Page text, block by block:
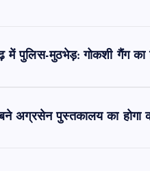
पुलिस-मुठभेड़: गोकशी गैंग का
अग्रसेन पुस्तकालय का होगा